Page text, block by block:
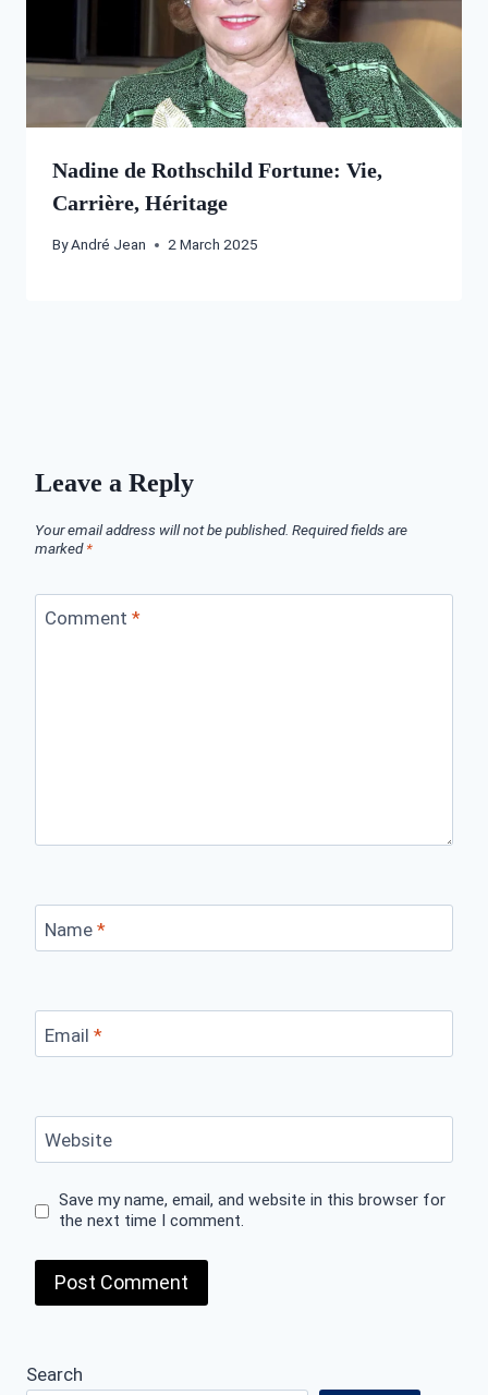
Nadine de Rothschild Fortune: Vie,
Carrière, Héritage
ByAndré Jean 2 March 2025
Leave a Reply
Your email address will not be published. Required fields are
marked*
Comment *
Name *
Email *
Website
Save my name, email, and website in this browser for
the next time I comment.
Search